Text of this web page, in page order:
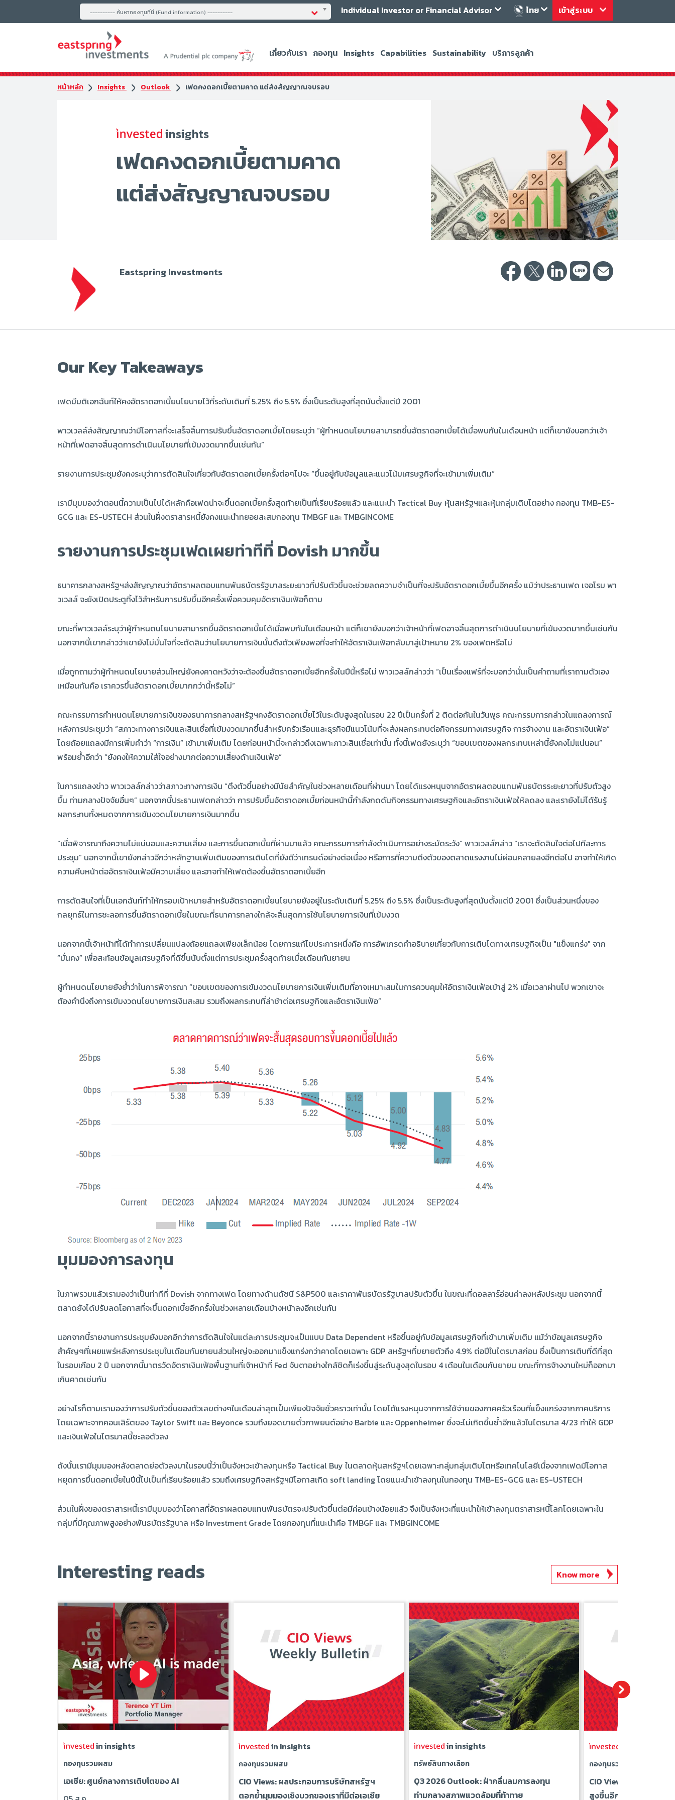
เข้าสู่ระบบ
ไทย
Individual Investor or Financial Advisor
---------- ค้นหากองทุนที่นี่ (Fund information) ----------
เกี่ยวกับเรา กองทุน Insights Capabilities Sustainability บริการลูกค้า
หน้าหลัก Insights Outlook เฟดคงดอกเบี้ยตามคาด แต่ส่งสัญญาณจบรอบ
insights
เฟดคงดอกเบี้ยตามคาด
แต่ส่งสัญญาณจบรอบ
Eastspring Investments
Our Key Takeaways
เฟดมีมติเอกฉันท์ให้คงอัตราดอกเบี้ยนโยบายไว้ที่ระดับเดิมที่ 5.25% ถึง 5.5% ซึ่งเป็นระดับสูงที่สุดนับตั้งแต่ปี 2001
พาวเวลล์ส่งสัญญาณว่ามีโอกาสที่จะเสร็จสิ้นการปรับขึ้นอัตราดอกเบี้ยโดยระบุว่า “ผู้กำหนดนโยบายสามารถขึ้นอัตราดอกเบี้ยได้เมื่อพบกันในเดือนหน้า แต่ก็เขายังบอกว่าเจ้า
หน้าที่เฟดอาจสิ้นสุดการดำเนินนโยบายที่เข้มงวดมากขึ้นเช่นกัน”
รายงานการประชุมยังคงระบุว่าการตัดสินใจเกี่ยวกับอัตราดอกเบี้ยครั้งต่อๆไปจะ “ขึ้นอยู่กับข้อมูลและแนวโน้มเศรษฐกิจที่จะเข้ามาเพิ่มเติม”
เรามีมุมมองว่าตอนนี้ความเป็นไปได้หลักคือเฟดน่าจะขึ้นดอกเบี้ยครั้งสุดท้ายเป็นที่เรียบร้อยแล้ว และแนะนำ Tactical Buy หุ้นสหรัฐฯและหุ้นกลุ่มเติบโตอย่าง กองทุน TMB-ES-
GCG และ ES-USTECH ส่วนในฝั่งตราสารหนี้ยังคงแนะนำทยอยสะสมกองทุน TMBGF และ TMBGINCOME
รายงานการประชุมเฟดเผยท่าทีที่ Dovish มากขึ้น
ธนาคารกลางสหรัฐฯส่งสัญญาณว่าอัตราผลตอบแทนพันธบัตรรัฐบาลระยะยาวที่ปรับตัวขึ้นจะช่วยลดความจำเป็นที่จะปรับอัตราดอกเบี้ยขึ้นอีกครั้ง แม้ว่าประธานเฟด เจอโรม พา
วเวลล์ จะยังเปิดประตูทิ้งไว้สำหรับการปรับขึ้นอีกครั้งเพื่อควบคุมอัตราเงินเฟ้อก็ตาม
ขณะที่พาวเวลล์ระบุว่าผู้กำหนดนโยบายสามารถขึ้นอัตราดอกเบี้ยได้เมื่อพบกันในเดือนหน้า แต่ก็เขายังบอกว่าเจ้าหน้าที่เฟดอาจสิ้นสุดการดำเนินนโยบายที่เข้มงวดมากขึ้นเช่นกัน
นอกจากนี้เขากล่าวว่าเขายังไม่มั่นใจที่จะตัดสินว่านโยบายการเงินนั้นตึงตัวเพียงพอที่จะทำให้อัตราเงินเฟ้อกลับมาสู่เป้าหมาย 2% ของเฟดหรือไม่
เมื่อถูกถามว่าผู้กำหนดนโยบายส่วนใหญ่ยังคงคาดหวังว่าจะต้องขึ้นอัตราดอกเบี้ยอีกครั้งในปีนี้หรือไม่ พาวเวลล์กล่าวว่า “เป็นเรื่องแฟร์ที่จะบอกว่านั่นเป็นคำถามที่เราถามตัวเอง
เหมือนกันคือ เราควรขึ้นอัตราดอกเบี้ยมากกว่านี้หรือไม่”
คณะกรรมการกำหนดนโยบายการเงินของธนาคารกลางสหรัฐฯคงอัตราดอกเบี้ยไว้ในระดับสูงสุดในรอบ 22 ปีเป็นครั้งที่ 2 ติดต่อกันในวันพุธ คณะกรรมการกล่าวในแถลงการณ์
หลังการประชุมว่า “สภาวะทางการเงินและสินเชื่อที่เข้มงวดมากขึ้นสำหรับครัวเรือนและธุรกิจมีแนวโน้มที่จะส่งผลกระทบต่อกิจกรรมทางเศรษฐกิจ การจ้างงาน และอัตราเงินเฟ้อ”
โดยถ้อยแถลงมีการเพิ่มคำว่า “การเงิน” เข้ามาเพิ่มเติม โดยก่อนหน้านี้จะกล่าวถึงเฉพาะภาวะสินเชื่อเท่านั้น ทั้งนี้เฟดยังระบุว่า “ขอบเขตของผลกระทบเหล่านี้ยังคงไม่แน่นอน”
พร้อมย้ำอีกว่า “ยังคงให้ความใส่ใจอย่างมากต่อความเสี่ยงด้านเงินเฟ้อ”
ในการแถลงข่าว พาวเวลล์กล่าวว่าสภาวะทางการเงิน “ตึงตัวขึ้นอย่างมีนัยสำคัญในช่วงหลายเดือนที่ผ่านมา โดยได้แรงหนุนจากอัตราผลตอบแทนพันธบัตรระยะยาวที่ปรับตัวสูง
ขึ้น ท่ามกลางปัจจัยอื่นๆ” นอกจากนี้ประธานเฟดกล่าวว่า การปรับขึ้นอัตราดอกเบี้ยก่อนหน้านี้กำลังกดดันกิจกรรมทางเศรษฐกิจและอัตราเงินเฟ้อให้ลดลง และเรายังไม่ได้รับรู้
ผลกระทบทั้งหมดจากการเข้มงวดนโยบายการเงินมากขึ้น
“เมื่อพิจารณาถึงความไม่แน่นอนและความเสี่ยง และการขึ้นดอกเบี้ยที่ผ่านมาแล้ว คณะกรรมการกำลังดำเนินการอย่างระมัดระวัง” พาวเวลล์กล่าว “เราจะตัดสินใจต่อไปทีละการ
ประชุม” นอกจากนี้เขายังกล่าวอีกว่าหลักฐานเพิ่มเติมของการเติบโตที่ยังดีว่าเทรนด์อย่างต่อเนื่อง หรือการที่ความตึงตัวของตลาดแรงงานไม่ผ่อนคลายลงอีกต่อไป อาจทำให้เกิด
ความคืบหน้าต่ออัตราเงินเฟ้อมีความเสี่ยง และอาจทำให้เฟดต้องขึ้นอัตราดอกเบี้ยอีก
การตัดสินใจที่เป็นเอกฉันท์ทำให้กรอบเป้าหมายสำหรับอัตราดอกเบี้ยนโยบายยังอยู่ในระดับเดิมที่ 5.25% ถึง 5.5% ซึ่งเป็นระดับสูงที่สุดนับตั้งแต่ปี 2001 ซึ่งเป็นส่วนหนึ่งของ
กลยุทธ์ในการชะลอการขึ้นอัตราดอกเบี้ยในขณะที่ธนาคารกลางใกล้จะสิ้นสุดการใช้นโยบายการเงินที่เข้มงวด
นอกจากนี้เจ้าหน้าที่ได้ทำการเปลี่ยนแปลงถ้อยแถลงเพียงเล็กน้อย โดยการแก้ไขประการหนึ่งคือ การอัพเกรดคำอธิบายเกี่ยวกับการเติบโตทางเศรษฐกิจเป็น "แข็งแกร่ง" จาก
“มั่นคง” เพื่อสะท้อนข้อมูลเศรษฐกิจที่ดีขึ้นนับตั้งแต่การประชุมครั้งสุดท้ายเมื่อเดือนกันยายน
ผู้กำหนดนโยบายยังย้ำว่าในการพิจารณา “ขอบเขตของการเข้มงวดนโยบายการเงินเพิ่มเติมที่อาจเหมาะสมในการควบคุมให้อัตราเงินเฟ้อเข้าสู่ 2% เมื่อเวลาผ่านไป พวกเขาจะ
ต้องคำนึงถึงการเข้มงวดนโยบายการเงินสะสม รวมถึงผลกระทบที่ล่าช้าต่อเศรษฐกิจและอัตราเงินเฟ้อ”
มุมมองการลงทุน
ในภาพรวมแล้วเรามองว่าเป็นท่าทีที่ Dovish จากทางเฟด โดยทางด้านดัชนี S&P500 และราคาพันธบัตรรัฐบาลปรับตัวขึ้น ในขณะที่ดอลลาร์อ่อนค่าลงหลังประชุม นอกจากนี้
ตลาดยังได้ปรับลดโอกาสที่จะขึ้นดอกเบี้ยอีกครั้งในช่วงหลายเดือนข้างหน้าลงอีกเช่นกัน
นอกจากนี้รายงานการประชุมยังบอกอีกว่าการตัดสินใจในแต่ละการประชุมจะเป็นแบบ Data Dependent หรือขึ้นอยู่กับข้อมูลเศรษฐกิจที่เข้ามาเพิ่มเติม แม้ว่าข้อมูลเศรษฐกิจ
สำคัญๆที่เผยแพร่หลังการประชุมในเดือนกันยายนส่วนใหญ่จะออกมาแข็งแกร่งกว่าคาดโดยเฉพาะ GDP สหรัฐฯที่ขยายตัวถึง 4.9% ต่อปีในไตรมาสก่อน ซึ่งเป็นการเติบที่ดีที่สุด
ในรอบเกือบ 2 ปี นอกจากนี้มาตรวัดอัตราเงินเฟ้อพื้นฐานที่เจ้าหน้าที่ Fed จับตาอย่างใกล้ชิดก็เร่งขึ้นสู่ระดับสูงสุดในรอบ 4 เดือนในเดือนกันยายน ขณะที่การจ้างงานใหม่ก็ออกมา
เกินคาดเช่นกัน
อย่างไรก็ตามเรามองว่าการปรับตัวขึ้นของตัวเลขต่างๆในเดือนล่าสุดเป็นเพียงปัจจัยชั่วคราวเท่านั้น โดยได้แรงหนุนจากการใช้จ่ายของภาคครัวเรือนที่แข็งแกร่งจากภาคบริการ
โดยเฉพาะจากคอนเสิร์ตของ Taylor Swift และ Beyonce รวมถึงยอดขายตั๋วภาพยนต์อย่าง Barbie และ Oppenheimer ซึ่งจะไม่เกิดขึ้นซ้ำอีกแล้วในไตรมาส 4/23 ทำให้ GDP
และเงินเฟ้อในไตรมาสนี้ชะลอตัวลง
ดังนั้นเรามีมุมมองหลังตลาดย่อตัวลงมาในรอบนี้ว่าเป็นจังหวะเข้าลงทุนหรือ Tactical Buy ในตลาดหุ้นสหรัฐฯโดยเฉพาะกลุ่มกลุ่มเติบโตหรือเทคโนโลยีเนื่องจากเฟดมีโอกาส
หยุดการขึ้นดอกเบี้ยในปีนี้ไปเป็นที่เรียบร้อยแล้ว รวมถึงเศรษฐกิจสหรัฐฯมีโอกาสเกิด soft landing โดยแนะนำเข้าลงทุนในกองทุน TMB-ES-GCG และ ES-USTECH
ส่วนในฝั่งของตราสารหนี้เรามีมุมมองว่าโอกาสที่อัตราผลตอบแทนพันธบัตรจะปรับตัวขึ้นต่อมีค่อนข้างน้อยแล้ว จึงเป็นจังหวะที่แนะนำให้เข้าลงทุนตราสารหนี้โลกโดยเฉพาะใน
กลุ่มที่มีคุณภาพสูงอย่างพันธบัตรรัฐบาล หรือ Investment Grade โดยกองทุนที่แนะนำคือ TMBGF และ TMBGINCOME
Interesting reads Know more
in insights
กองทุนรวมผสม
เอเชีย: ศูนย์กลางการเติบโตของ AI
in insights
กองทุนรวมผสม
CIO Views: ผลประกอบการบริษัทสหรัฐฯ
ตอกย้ำมุมมองเชิงบวกของเราที่มีต่อเอเชีย
in insights
ทรัพย์สินทางเลือก
Q3 2026 Outlook: ฝ่าคลื่นลมการลงทุน
ท่ามกลางสภาพแวดล้อมที่ท้าทาย
กองทุนรวมผสม
CIO Views: ความเสี่ยง
สูงขึ้นอีกครั้ง